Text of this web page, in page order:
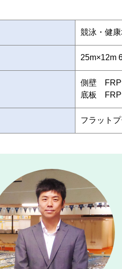
競泳・健
25m×12m
側壁 FRP
底板 FRP
フラット